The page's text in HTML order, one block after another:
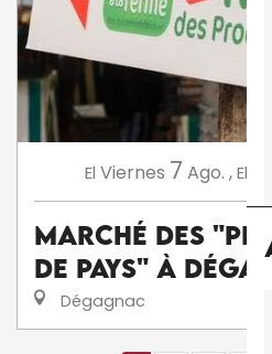
El Viernes 7 Ago. ,El
Marché des
de Pays" à
Dégagnac